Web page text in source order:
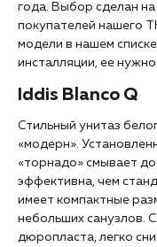
года. Выбор сделан
покупателей нашего
модели в нашем
инсталляции, ее
Iddis Blanco Q
Стильный унитаз
«модерн».
«торнадо» смывает
эффективна, чем
имеет компактные
небольших санузлов.
дюропласта, легко